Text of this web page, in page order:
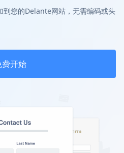
您的Delante网站，无需编码或头
费开始